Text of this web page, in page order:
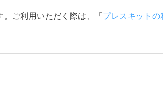
ご利用いただく際は、「 プレスキットの